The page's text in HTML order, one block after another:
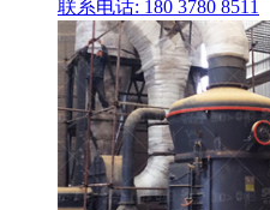
联系电话: 180 3780 8511